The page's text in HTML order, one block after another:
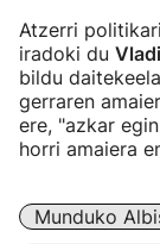
Atzerri
iradoki du
bildu
gerraren
ere, "azkar
horri amaiera
Munduko